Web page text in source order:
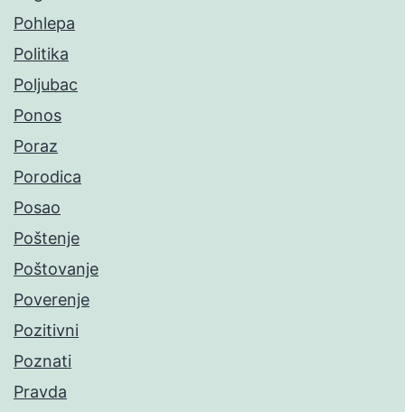
Pohlepa
Politika
Poljubac
Ponos
Poraz
Porodica
Posao
Poštenje
Poštovanje
Poverenje
Pozitivni
Poznati
Pravda